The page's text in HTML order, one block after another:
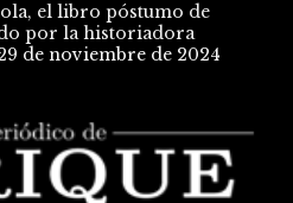
el libro póstumo de
por la historiadora
de noviembre de 2024